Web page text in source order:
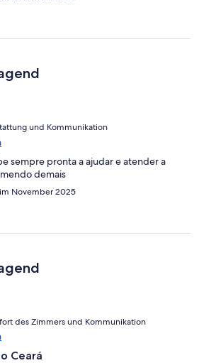
und Kommunikation
sempre pronta a ajudar e atender a
demais
November 2025
des Zimmers und Kommunikation
Ceará